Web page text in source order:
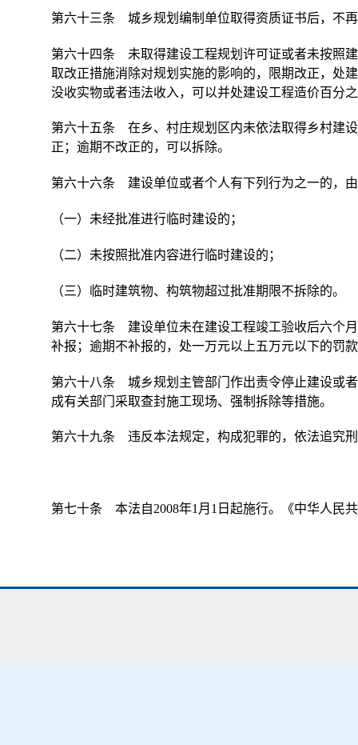
第六十三条 城乡规划编制单位取得资质证书后，不
第六十四条 未取得建设工程规划许可证或者未按照
取改正措施消除对规划实施的影响的，限期改正，处
没收实物或者违法收入，可以并处建设工程造价百分
第六十五条 在乡、村庄规划区内未依法取得乡村建
正；逾期不改正的，可以拆除。
第六十六条 建设单位或者个人有下列行为之一的，
（一）未经批准进行临时建设的；
（二）未按照批准内容进行临时建设的；
（三）临时建筑物、构筑物超过批准期限不拆除的。
第六十七条 建设单位未在建设工程竣工验收后六个
补报；逾期不补报的，处一万元以上五万元以下的罚
第六十八条 城乡规划主管部门作出责令停止建设或
成有关部门采取查封施工现场、强制拆除等措施。
第六十九条 违反本法规定，构成犯罪的，依法追究
第七十条 本法自2008年1月1日起施行。《中华人民